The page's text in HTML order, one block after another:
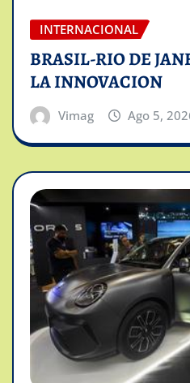
INTERNACIONAL
BRASIL-RIO DE
LA INNOVACION
Vimag Ago 5,